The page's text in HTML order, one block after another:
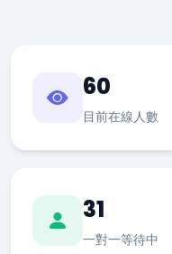
60
目前在線人數
31
一對一等待中